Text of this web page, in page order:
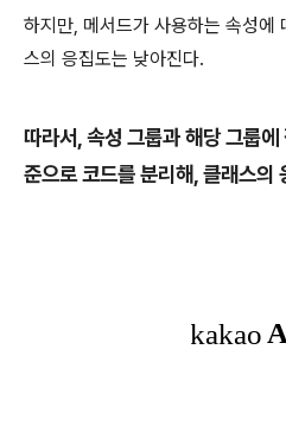
하지만, 메서드가 사용하는 속성에
스의 응집도는 낮아진다.
따라서, 속성 그룹과 해당 그룹에
준으로 코드를 분리해, 클래스의